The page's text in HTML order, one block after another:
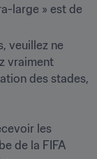
large » est de
veuillez ne
vraiment
des stades,
les
de la FIFA